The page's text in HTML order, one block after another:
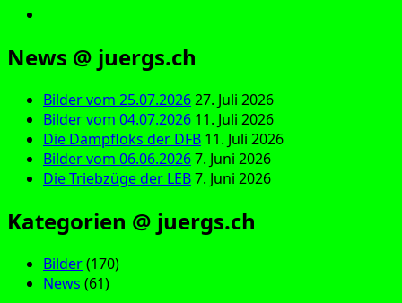
News @ juergs.ch
Bilder vom 25.07.202627. Juli 2026
Bilder vom 04.07.2026 11. Juli 2026
Die Dampfloks der DFB 11. Juli 2026
Bilder vom 06.06.20267. Juni 2026
Die Triebzüge der LEB7. Juni 2026
Kategorien @ juergs.ch
Bilder(170)
News (61)